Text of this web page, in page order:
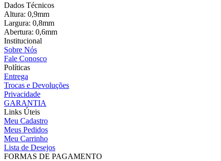
Dados Técnicos
Altura: 0,9mm
Largura: 0,8mm
Abertura: 0,6mm
Institucional
Sobre Nós
Fale Conosco
Políticas
Entrega
Trocas e Devoluções
Privacidade
GARANTIA
Links Úteis
Meu Cadastro
Meus Pedidos
Meu Carrinho
Lista de Desejos
FORMAS DE PAGAMENTO